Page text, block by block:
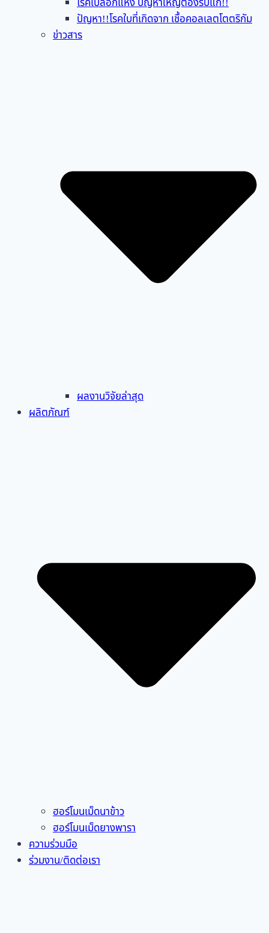
โรคเปลือกแห้ง ปัญหาใหญ่ต้องรีบแก้!!
ปัญหา!!โรคใบที่เกิดจาก เชื้อคอลเลตโตตริกัม
ข่าวสาร
ผลงานวิจัยล่าสุด
ผลิตภัณฑ์
ฮอร์โมนเม็ดนาข้าว
ฮอร์โมนเม็ดยางพารา
ความร่วมมือ
ร่วมงาน/ติดต่อเรา